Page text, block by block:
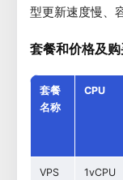
型更新速度慢、
套餐和价格及
套餐
名称
CPU
VPS
1vCPU